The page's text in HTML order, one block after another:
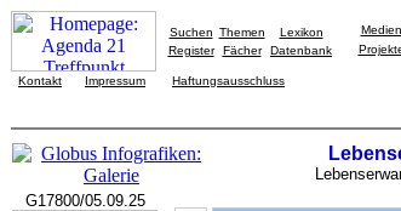
Suchen Themen
Lexikon
Register
Fächer Datenbank
Medien
Kontakt Impressum Haftungsausschluss
G17800/05.09.25